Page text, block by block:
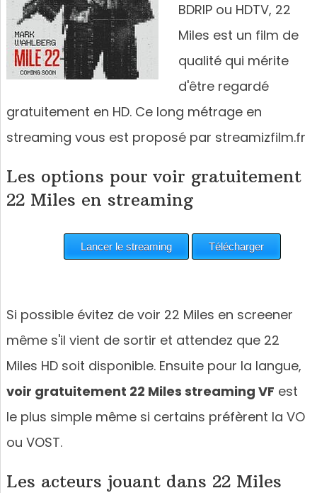
BDRIP ou HDTV, 22
Miles est un film de
qualité qui mérite
d'être regardé
gratuitement en HD. Ce long métrage en
streaming vous est proposé par streamizfilm.fr
Les options pour voir gratuitement
22 Miles en streaming
Si possible évitez de voir 22 Miles en screener
même s'il vient de sortir et attendez que 22
Miles HD soit disponible. Ensuite pour la langue,
voir gratuitement 22 Miles streaming VF est
le plus simple même si certains préfèrent la VO
ou VOST.
Les acteurs jouant dans 22 Miles